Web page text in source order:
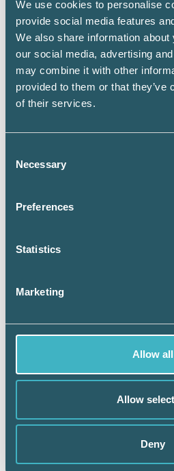
We use cookies to personalise
provide social media features
We also share information
our social media, advertising
may combine it with other
provided to them or that they’ve
of their services.
Selection
Necessary
Preferences
Statistics
Marketing
Allow all
Allow
Deny
Årets Lönechef – Martina Törnsten,
Stora Lönepriset 2013 i kategorin
Hon har själv drivit igenom att
ledningsgruppen och på så sätt lyft
Årets lönechef fokuserar på
ledorden är arbetsrätt, ekonomi,
medarbetarnas yrkesroller, bland
funktionsansvar. Och framgången